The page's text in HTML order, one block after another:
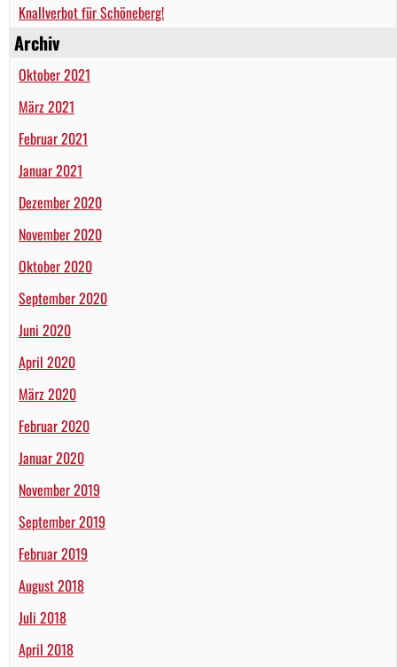
Knallverbot für Schöneberg!
Archiv
Oktober 2021
März 2021
Februar 2021
Januar 2021
Dezember 2020
November 2020
Oktober 2020
September 2020
Juni 2020
April 2020
März 2020
Februar 2020
Januar 2020
November 2019
September 2019
Februar 2019
August 2018
Juli 2018
April 2018